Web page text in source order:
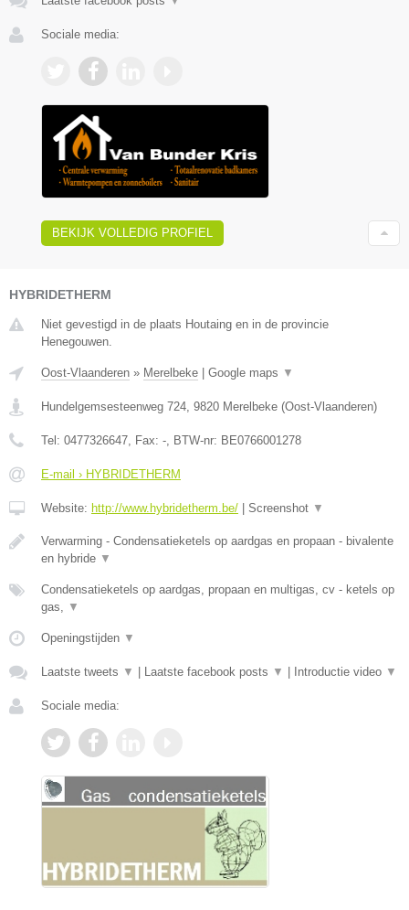
Sociale media:
BEKIJK VOLLEDIG PROFIEL
HYBRIDETHERM
Niet gevestigd in de plaats Houtaing en in de provincie
Henegouwen.
Oost-Vlaanderen » Merelbeke | Google maps ▼
Hundelgemsesteenweg 724 9820 Merelbeke (Oost-Vlaanderen)
Tel: 0477326647 , Fax: - , BTW-nr: BE0766001278
E-mail › HYBRIDETHERM
Website: http://www.hybridetherm.be/ | Screenshot ▼
Verwarming - Condensatieketels op aardgas en propaan - bivalente
en hybride ▼
Condensatieketels op aardgas, propaan en multigas, cv - ketels op
gas,
▼
Openingstijden ▼
Laatste tweets ▼ | Laatste facebook posts ▼ | Introductie video ▼
Sociale media: